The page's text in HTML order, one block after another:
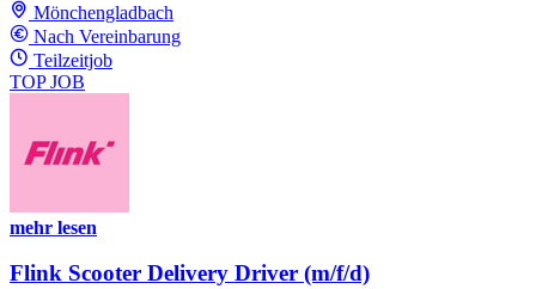
Mönchengladbach
Nach Vereinbarung
Teilzeitjob
TOP JOB
mehr lesen
Flink Scooter Delivery Driver (m/f/d)